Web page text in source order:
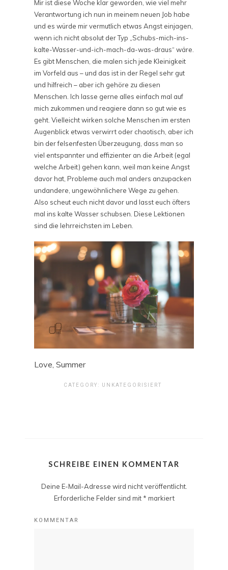
Mir ist diese Woche klar geworden, wie viel mehr
Verantwortung ich nun in meinem neuen Job habe
und es würde mir vermutlich etwas Angst einjagen,
wenn ich nicht absolut der Typ „Schubs-mich-ins-
kalte-Wasser-und-ich-mach-da-was-draus“ wäre.
Es gibt Menschen, die malen sich jede Kleinigkeit
im Vorfeld aus – und das ist in der Regel sehr gut
und hilfreich – aber ich gehöre zu diesen
Menschen. Ich lasse gerne alles einfach mal auf
mich zukommen und reagiere dann so gut wie es
geht. Vielleicht wirken solche Menschen im ersten
Augenblick etwas verwirrt oder chaotisch, aber ich
bin der felsenfesten Überzeugung, dass man so
viel entspannter und effizienter an die Arbeit (egal
welche Arbeit) gehen kann, weil man keine Angst
davor hat, Probleme auch mal anders anzupacken
undandere, ungewöhnlichere Wege zu gehen.
Also scheut euch nicht davor und lasst euch öfters
mal ins kalte Wasser schubsen. Diese Lektionen
sind die lehrreichsten im Leben.
Love, Summer
CATEGORY: UNKATEGORISIERT
SCHREIBE EINEN KOMMENTAR
Deine E-Mail-Adresse wird nicht veröffentlicht.
Erforderliche Felder sind mit * markiert
KOMMENTAR